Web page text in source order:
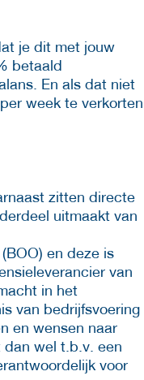
je dit met jouw
betaald
En als dat niet
week te verkorten
zitten directe
uitmaakt van
en deze is
van
in het
van bedrijfsvoering
en wensen naar
wel t.b.v. een
voor